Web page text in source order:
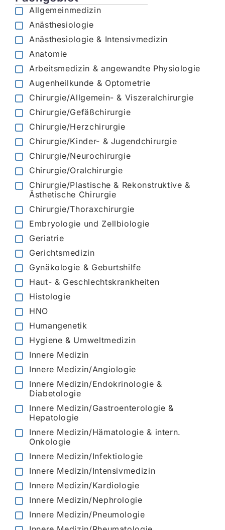
Allgemeinmedizin
Anästhesiologie
Anästhesiologie & Intensivmedizin
Anatomie
Arbeitsmedizin & angewandte Physiologie
Augenheilkunde & Optometrie
Chirurgie/Allgemein- & Viszeralchirurgie
Chirurgie/Gefäßchirurgie
Chirurgie/Herzchirurgie
Chirurgie/Kinder- & Jugendchirurgie
Chirurgie/Neurochirurgie
Chirurgie/Oralchirurgie
Chirurgie/Plastische & Rekonstruktive &
Ästhetische Chirurgie
Chirurgie/Thoraxchirurgie
Embryologie und Zellbiologie
Geriatrie
Gerichtsmedizin
Gynäkologie & Geburtshilfe
Haut- & Geschlechtskrankheiten
Histologie
HNO
Humangenetik
Hygiene & Umweltmedizin
Innere Medizin
Innere Medizin/Angiologie
Innere Medizin/Endokrinologie &
Diabetologie
Innere Medizin/Gastroenterologie &
Hepatologie
Innere Medizin/Hämatologie & intern.
Onkologie
Innere Medizin/Infektiologie
Innere Medizin/Intensivmedizin
Innere Medizin/Kardiologie
Innere Medizin/Nephrologie
Innere Medizin/Pneumologie